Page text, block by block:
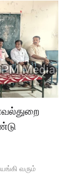
வரும்